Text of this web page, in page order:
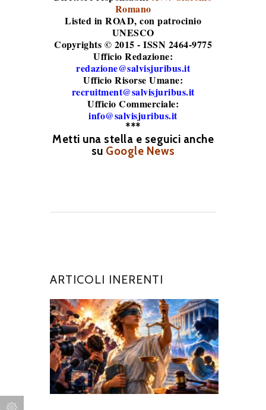
Romano
Listed in ROAD, con patrocinio
UNESCO
Copyrights © 2015 - ISSN 2464-9775
Ufficio Redazione:
redazione@salvisjuribus.it
Ufficio Risorse Umane:
recruitment@salvisjuribus.it
Ufficio Commerciale:
info@salvisjuribus.it
***
Metti una stella e seguici anche
su Google News
ARTICOLI INERENTI